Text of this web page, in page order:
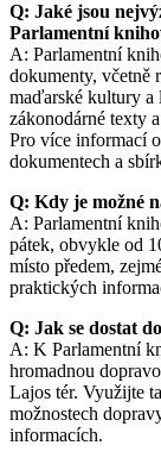
Q: Jaké jsou
Parlamentní
A: Parlamentní
dokumenty, včetně
maďarské kultury a
zákonodárné texty
Pro více informací
dokumentech a
Q: Kdy je možné
A: Parlamentní
pátek, obvykle od
místo předem,
praktických
Q: Jak se dostat
A: K Parlamentní
hromadnou
Lajos tér. Využijte
možnostech
informacích.